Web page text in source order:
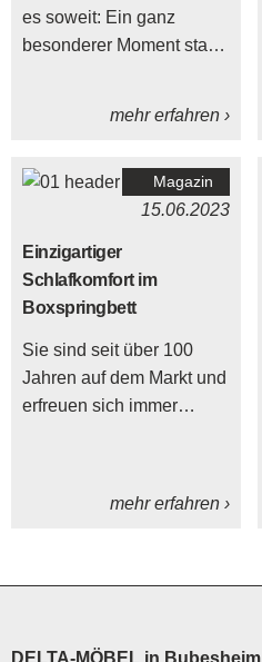
es soweit: Ein ganz
besonderer Moment stand
Hospiz Ursula in
Leutkirch übergeben
mehr erfahren ›
Magazin
15.06.2023
Einzigartiger
Schlafkomfort im
Boxspringbett
Sie sind seit über 100
Jahren auf dem Markt und
erfreuen sich immer
ist, gibt es einige Dinge,
mehr erfahren ›
DELTA-MÖBEL in Bubesheim